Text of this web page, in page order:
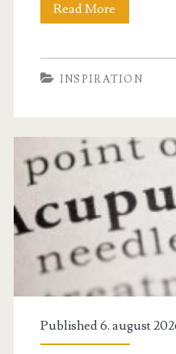
Read More
INSPIRATION
Published 6. august